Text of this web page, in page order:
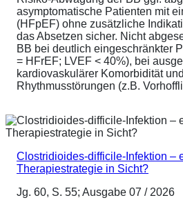
asymptomatische Patienten mit
(HFpEF) ohne zusätzliche
das Absetzen sicher. Nicht
BB bei deutlich eingeschränkter
= HFrEF; LVEF < 40%), bei
kardiovaskulärer Komorbidität
Rhythmusstörungen (z.B.
Clostridioides-difficile-Infektion –
Therapiestrategie in Sicht?
Jg. 60, S. 55; Ausgabe 07 / 2026